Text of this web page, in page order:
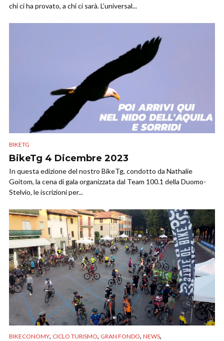
chi ci ha provato, a chi ci sarà. L’universal...
BIKETG
BikeTg 4 Dicembre 2023
In questa edizione del nostro BikeTg, condotto da Nathalie
Goitom, la cena di gala organizzata dal Team 100.1 della Duomo-
Stelvio, le iscrizioni per...
BIKECONOMY, CICLO TURISMO, GRAN FONDO, NEWS,